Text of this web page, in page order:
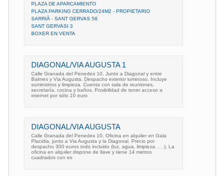
PLAZA DE APARCAMIENTO
PLAZA PARKING CERRADO/24M2 - PROPIETARIO
SARRIÀ - SANT GERVAS 58
SANT GERVASI 3
BOXER EN VENTA
DIAGONAL/VIA AUGUSTA 1
Calle Granada del Penedes 10. Junto a Diagonal y entre
Balmes y Via Augusta. Despacho exterior luminoso. Incluye
suministros y limpieza. Cuenta con sala de reuniones,
secretaría, cocina y baños. Posibilidad de tener acceso a
internet por sólo 10 euro
DIAGONAL/VIA AUGUSTA
Calle Granada del Penedes 10. Oficina en alquiler en Gala
Placidia, junto a Via Augusta y la Diagonal. Precio por
despacho 300 euros todo incluido (luz, agua, limpieza. . . ). La
oficina en alquiler dispone de llave y tiene 14 metros
cuadrados con es